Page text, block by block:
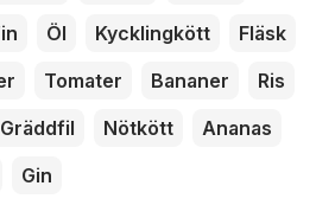
Öl Kycklingkött
Fläsk
Tomater Bananer
Ris
Gräddfil Nötkött
Ananas
Gin